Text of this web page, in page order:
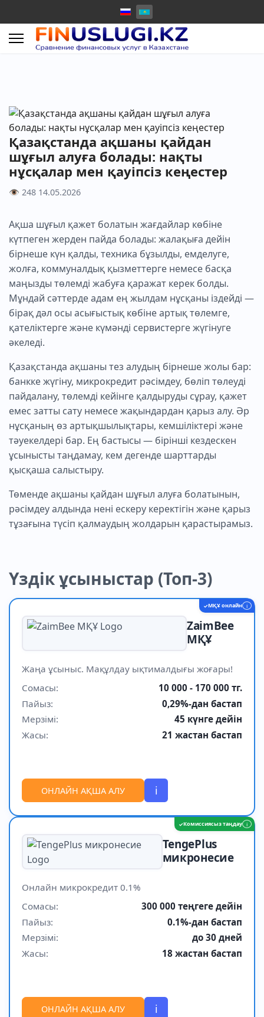
Қазақстанда ақшаны қайдан
шұғыл алуға болады: нақты
нұсқалар мен қауіпсіз кеңестер
👁 248 14.05.2026
Ақша шұғыл қажет болатын жағдайлар көбіне
күтпеген жерден пайда болады: жалақыға дейін
бірнеше күн қалды, техника бұзылды, емделуге,
жолға, коммуналдық қызметтерге немесе басқа
маңызды төлемді жабуға қаражат керек болды.
Мұндай сәттерде адам ең жылдам нұсқаны іздейді —
бірақ дәл осы асығыстық көбіне артық төлемге,
қателіктерге және күмәнді сервистерге жүгінуге
әкеледі.
Қазақстанда ақшаны тез алудың бірнеше жолы бар:
банкке жүгіну, микрокредит рәсімдеу, бөліп төлеуді
пайдалану, төлемді кейінге қалдыруды сұрау, қажет
емес затты сату немесе жақындардан қарыз алу. Әр
нұсқаның өз артықшылықтары, кемшіліктері және
тәуекелдері бар. Ең бастысы — бірінші кездескен
ұсынысты таңдамау, кем дегенде шарттарды
қысқаша салыстыру.
Төменде ақшаны қайдан шұғыл алуға болатынын,
рәсімдеу алдында нені ескеру керектігін және қарыз
тұзағына түсіп қалмаудың жолдарын қарастырамыз.
Үздік ұсыныстар (Топ-3)
✓МҚҰ онлайн i
ZaimBee
МҚҰ
Жаңа ұсыныс. Мақұлдау ықтималдығы жоғары!
Сомасы:
10 000 - 170 000 тг.
Пайыз:
0,29%-дан бастап
Мерзімі:
45 күнге дейін
Жасы:
21 жастан бастап
ОНЛАЙН АҚША АЛУ i
✓Комиссиясыз таңдау i
TengePlus
микронесие
Онлайн микрокредит 0.1%
Сомасы:
300 000 теңгеге дейін
Пайыз:
0.1%-дан бастап
Мерзімі:
до 30 дней
Жасы:
18 жастан бастап
ОНЛАЙН АҚША АЛУ i